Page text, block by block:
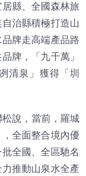
縣、全國森林旅
治縣積極打造山
牌走高端產品路
牌，「九千萬」
清泉」獲得「圳
說，當前，羅城
全面整合境內優
全國、全區馳名
推動山泉水全產